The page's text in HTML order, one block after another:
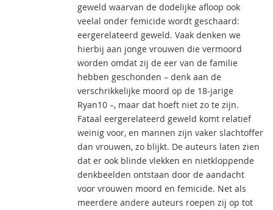
geweld waarvan de dodelijke afloop ook
veelal onder femicide wordt geschaard:
eergerelateerd geweld. Vaak denken we
hierbij aan jonge vrouwen die vermoord
worden omdat zij de eer van de familie
hebben geschonden – denk aan de
verschrikkelijke moord op de 18-jarige
Ryan10 –, maar dat hoeft niet zo te zijn.
Fataal eergerelateerd geweld komt relatief
weinig voor, en mannen zijn vaker slachtoffer
dan vrouwen, zo blijkt. De auteurs laten zien
dat er ook blinde vlekken en nietkloppende
denkbeelden ontstaan door de aandacht
voor vrouwen moord en femicide. Net als
meerdere andere auteurs roepen zij op tot